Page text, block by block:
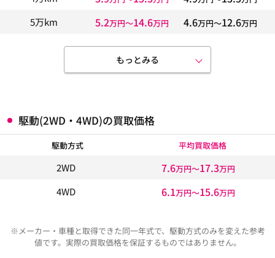
5万km 5.2万円〜14.6万円 4.6万円〜12.6万円
もっとみる
駆動(2WD・4WD)の買取価格
駆動方式 平均買取価格
2WD 7.6万円〜17.3万円
4WD 6.1万円〜15.6万円
※メーカー・車種と取得できた同一年式で、駆動方式のみを変えた参考
値です。実際の買取価格を保証するものではありません。